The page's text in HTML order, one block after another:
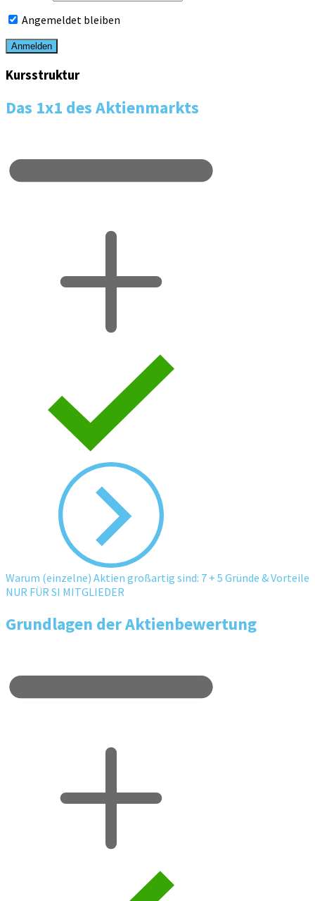
Angemeldet bleiben
Kursstruktur
Das 1x1 des Aktienmarkts
Warum (einzelne) Aktien großartig sind: 7 + 5 Gründe & Vorteile
NUR FÜR SI MITGLIEDER
Grundlagen der Aktienbewertung